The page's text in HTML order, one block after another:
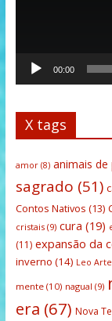
00:00
X tags
amor(8) animais de
sagrado (51)
Contos Nativos (13)
cristais(9) cura (19)
(11) expansão da
inverno (14) Leo
mente(10) nagual (9)
era (67) Nova